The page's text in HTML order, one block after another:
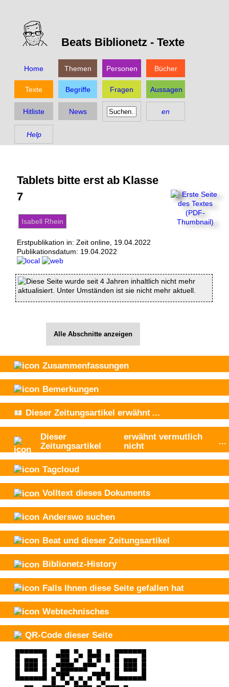
Beats Biblionetz - Texte
Home Themen Personen Bücher
Texte Begriffe Fragen Aussagen
Hitliste News en
Help
Tablets bitte erst ab Klasse
7
Isabell Rhein
Erstpublikation in: Zeit online, 19.04.2022
Publikationsdatum: 19.04.2022
Diese Seite wurde seit 4 Jahren inhaltlich nicht mehr
aktualisiert. Unter Umständen ist sie nicht mehr aktuell.
Alle Abschnitte anzeigen
Zusammenfassungen
Bemerkungen
Dieser Zeitungsartikel erwähnt ...
Dieser
Zeitungsartikel
erwähnt vermutlich
nicht
...
Tagcloud
Volltext dieses Dokuments
Anderswo suchen
Beat und dieser Zeitungsartikel
Biblionetz-History
Falls Ihnen diese Seite gefallen hat
Webtechnisches
QR-Code dieser Seite